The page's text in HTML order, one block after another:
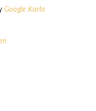
Google Karte